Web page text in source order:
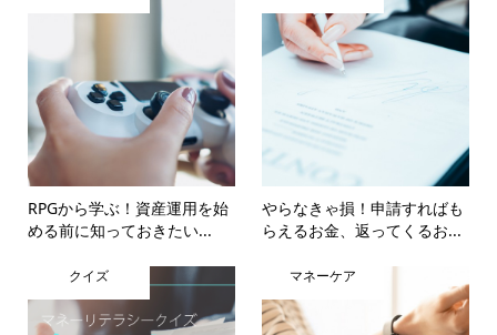
RPGから学ぶ！資産運用を始
める前に知っておきたい...
やらなきゃ損！申請すればも
らえるお金、返ってくるお...
クイズ マネーケア